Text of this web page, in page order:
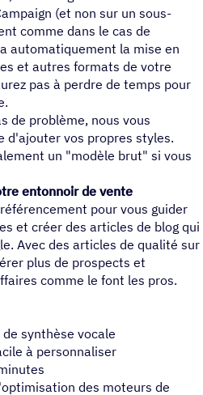
(et non sur un sous-
comme dans le cas de
automatiquement la mise en
et autres formats de votre
pas à perdre de temps pour
de problème, nous vous
d'ajouter vos propres styles.
un "modèle brut" si vous
entonnoir de vente
pour vous guider
et créer des articles de blog qui
Avec des articles de qualité sur
plus de prospects et
comme le font les pros.
synthèse vocale
à personnaliser
des moteurs de